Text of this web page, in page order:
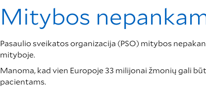
Mitybos
Pasaulio sveikatos organizacija (PSO) mitybos
mityboje.
Manoma, kad vien Europoje 33 milijonai žmonių gali
pacientams.